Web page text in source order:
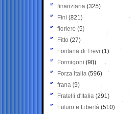
finanziaria (325)
Fini (821)
fioriere (5)
Fitto (27)
Fontana di Trevi (1)
Formigoni (90)
Forza Italia (596)
frana (9)
Fratelli d'Italia (291)
Futuro e Libertà (510)